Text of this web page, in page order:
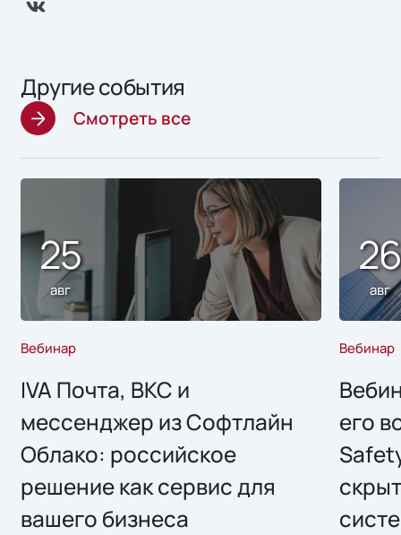
Другие события
Смотреть все
25
авг
Вебинар
IVA Почта, ВКС и
мессенджер из Софтлайн
Облако: российское
решение как сервис для
вашего бизнеса
авг
Вебинар
его